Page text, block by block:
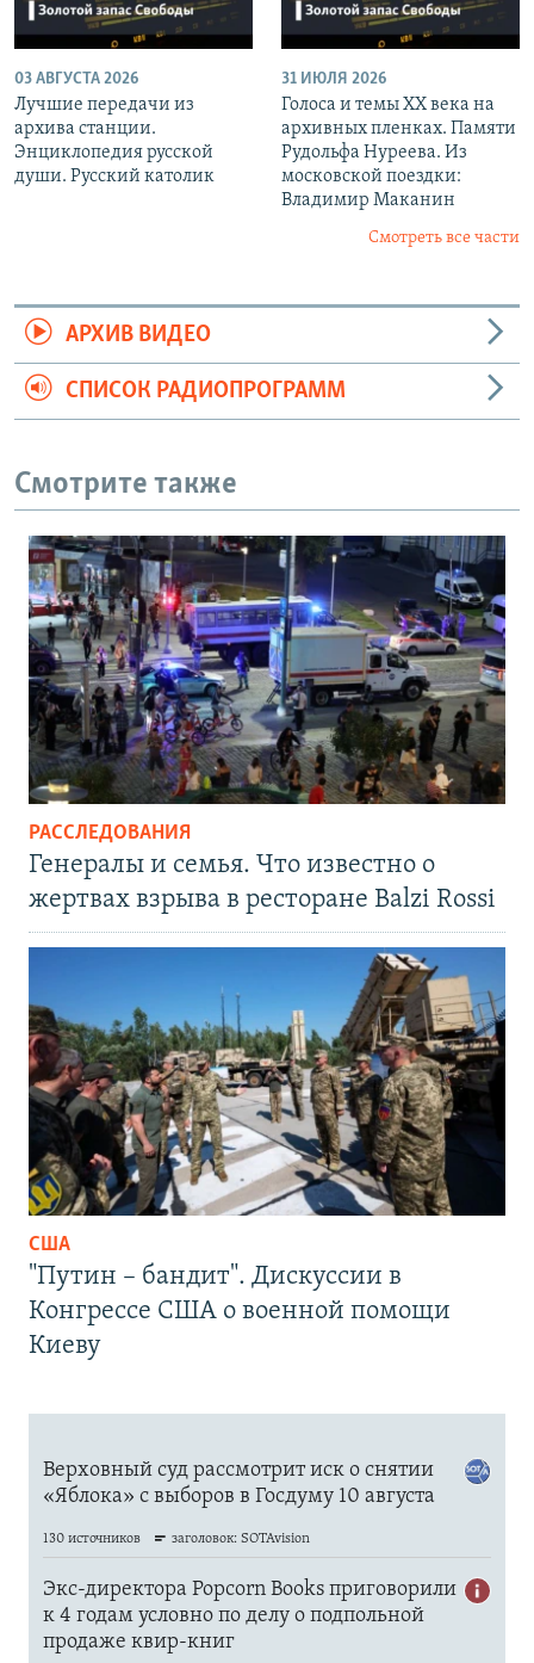
03 АВГУСТА 2026
Лучшие передачи из
архива станции.
Энциклопедия русской
души. Русский католик
31 ИЮЛЯ 2026
Голоса и темы XX века на
архивных пленках. Памяти
Рудольфа Нуреева. Из
московской поездки:
Владимир Маканин
Смотреть все части
АРХИВ ВИДЕО
СПИСОК РАДИОПРОГРАММ
Смотрите также
РАССЛЕДОВАНИЯ
Генералы и семья. Что известно о
жертвах взрыва в ресторане Balzi Rossi
США
"Путин – бандит". Дискуссии в
Конгрессе США о военной помощи
Киеву